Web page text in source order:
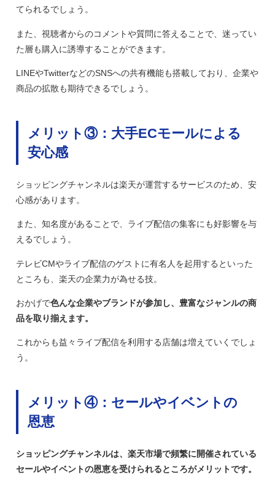
てられるでしょう。
また、視聴者からのコメントや質問に答えることで、迷ってい
た層も購入に誘導することができます。
LINEやTwitterなどのSNSへの共有機能も搭載しており、企業や
商品の拡散も期待できるでしょう。
メリット③：大手ECモールによる
安心感
ショッピングチャンネルは楽天が運営するサービスのため、安
心感があります。
また、知名度があることで、ライブ配信の集客にも好影響を与
えるでしょう。
テレビCMやライブ配信のゲストに有名人を起用するといった
ところも、楽天の企業力が為せる技。
おかげで色んな企業やブランドが参加し、豊富なジャンルの商
品を取り揃えます。
これからも益々ライブ配信を利用する店舗は増えていくでしょ
う。
メリット④：セールやイベントの
恩恵
ショッピングチャンネルは、楽天市場で頻繁に開催されている
セールやイベントの恩恵を受けられるところがメリットです。